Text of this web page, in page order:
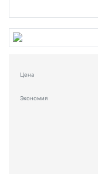
Цена
Экономия